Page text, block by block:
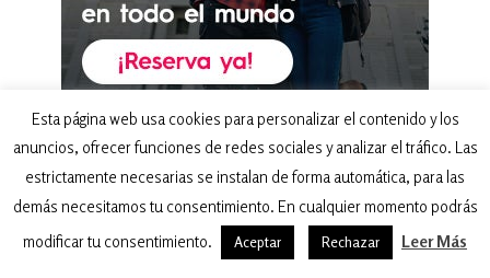
Explora por temas
Guías de viaje
Esta página web usa cookies para personalizar el contenido y los
anuncios, ofrecer funciones de redes sociales y analizar el tráfico. Las
estrictamente necesarias se instalan de forma automática, para las
demás necesitamos tu consentimiento. En cualquier momento podrás
modificar tu consentimiento.
Aceptar Rechazar Leer Más